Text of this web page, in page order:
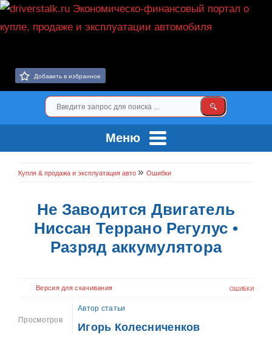
Добавить в избранное
Меню
Купля & продажа и эксплуатация авто » Ошибки
Не Заводится Двигатель
Ниссан Террано Регулус •
Разряд аккумулятора
Версия для скачивания ОШИБКИ
Просмотров
Автор статьи
Игорь Колесниченков